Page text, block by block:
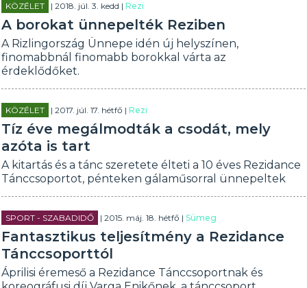
KÖZÉLET | 2018. júl. 3. kedd |Rezi
A borokat ünnepelték Reziben
A Rizlingország Ünnepe idén új helyszínen,
finomabbnál finomabb borokkal várta az
érdeklődőket.
KÖZÉLET | 2017. júl. 17. hétfő |Rezi
Tíz éve megálmodták a csodát, mely
azóta is tart
A kitartás és a tánc szeretete élteti a 10 éves Rezidance
Tánccsoportot, pénteken gálaműsorral ünnepeltek
SPORT - SZABADIDŐ | 2015. máj. 18. hétfő |Sümeg
Fantasztikus teljesítmény a Rezidance
Tánccsoporttól
Áprilisi éremeső a Rezidance Tánccsoportnak és